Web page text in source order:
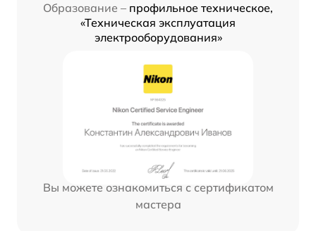
Образование – профильное техническое,
«Техническая эксплуатация
электрооборудования»
Вы можете ознакомиться с сертификатом
мастера